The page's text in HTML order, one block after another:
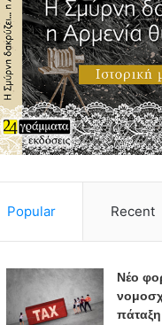
Popular Recent
Νέο